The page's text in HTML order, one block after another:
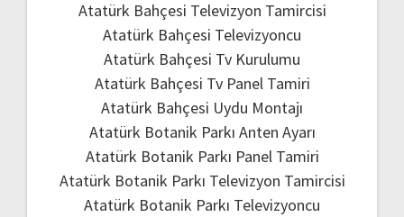
Atatürk Bahçesi Televizyon Tamircisi
Atatürk Bahçesi Televizyoncu
Atatürk Bahçesi Tv Kurulumu
Atatürk Bahçesi Tv Panel Tamiri
Atatürk Bahçesi Uydu Montajı
Atatürk Botanik Parkı Anten Ayarı
Atatürk Botanik Parkı Panel Tamiri
Atatürk Botanik Parkı Televizyon Tamircisi
Atatürk Botanik Parkı Televizyoncu